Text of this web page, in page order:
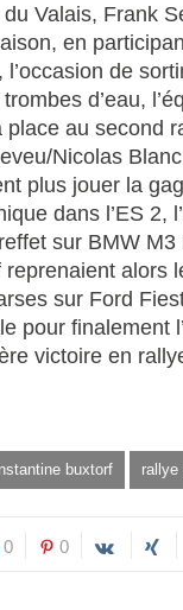
Valais, Frank
en
de
d’eau,
au second
Nicolas
plus jouer la
dans l’ES 2,
sur BMW
alors
sur Ford
pour finalement
victoire en
buxtorf rallye
0 0